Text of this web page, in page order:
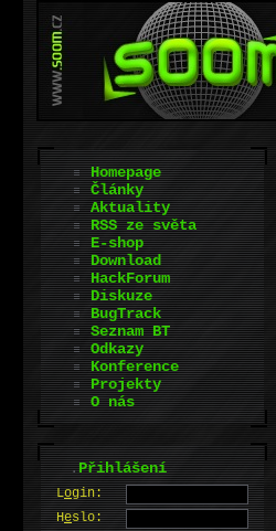
Homepage
Články
Aktuality
RSS ze světa
E-shop
Download
HackForum
Diskuze
BugTrack
Seznam BT
Odkazy
Konference
Projekty
O nás
.Přihlášení
Login:
Heslo: